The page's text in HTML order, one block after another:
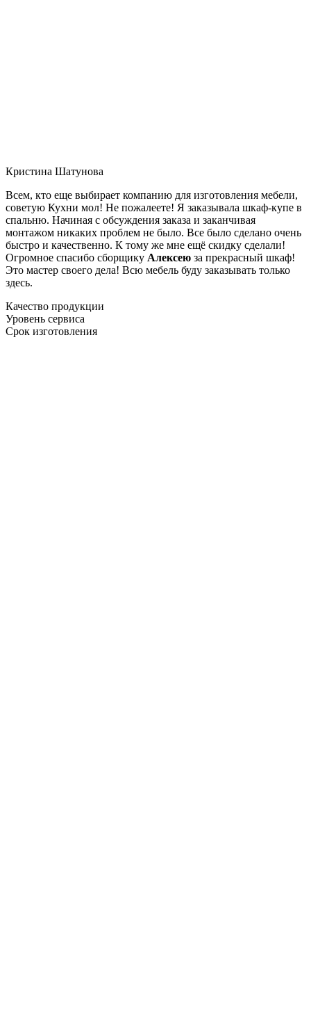
Кристина Шатунова
Всем, кто еще выбирает компанию для изготовления мебели,
советую Кухни мол! Не пожалеете! Я заказывала шкаф-купе в
спальню. Начиная с обсуждения заказа и заканчивая
монтажом никаких проблем не было. Все было сделано очень
быстро и качественно. К тому же мне ещё скидку сделали!
Огромное спасибо сборщику Алексею за прекрасный шкаф!
Это мастер своего дела! Всю мебель буду заказывать только
здесь.
Качество продукции
Уровень сервиса
Срок изготовления